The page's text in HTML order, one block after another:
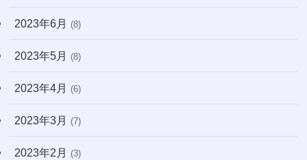
2023年6月 (8)
2023年5月 (8)
2023年4月 (6)
2023年3月 (7)
2023年2月 (3)